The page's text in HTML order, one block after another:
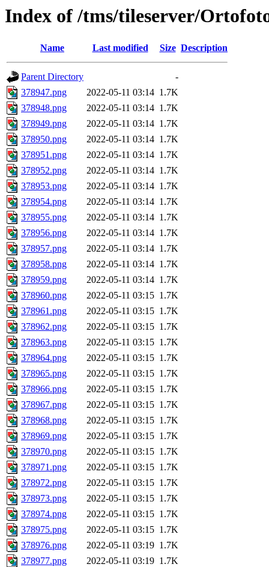
Index of /tms/tileserver/
Name Last modified Size Description
Parent Directory
-
378947.png
2022-05-11 03:14 1.7K
378948.png
2022-05-11 03:14 1.7K
378949.png
2022-05-11 03:14 1.7K
378950.png
2022-05-11 03:14 1.7K
378951.png
2022-05-11 03:14 1.7K
378952.png
2022-05-11 03:14 1.7K
378953.png
2022-05-11 03:14 1.7K
378954.png
2022-05-11 03:14 1.7K
378955.png
2022-05-11 03:14 1.7K
378956.png
2022-05-11 03:14 1.7K
378957.png
2022-05-11 03:14 1.7K
378958.png
2022-05-11 03:14 1.7K
378959.png
2022-05-11 03:14 1.7K
378960.png
2022-05-11 03:15 1.7K
378961.png
2022-05-11 03:15 1.7K
378962.png
2022-05-11 03:15 1.7K
378963.png
2022-05-11 03:15 1.7K
378964.png
2022-05-11 03:15 1.7K
378965.png
2022-05-11 03:15 1.7K
378966.png
2022-05-11 03:15 1.7K
378967.png
2022-05-11 03:15 1.7K
378968.png
2022-05-11 03:15 1.7K
378969.png
2022-05-11 03:15 1.7K
378970.png
2022-05-11 03:15 1.7K
378971.png
2022-05-11 03:15 1.7K
378972.png
2022-05-11 03:15 1.7K
378973.png
2022-05-11 03:15 1.7K
378974.png
2022-05-11 03:15 1.7K
378975.png
2022-05-11 03:15 1.7K
378976.png
2022-05-11 03:19 1.7K
378977.png
2022-05-11 03:19 1.7K